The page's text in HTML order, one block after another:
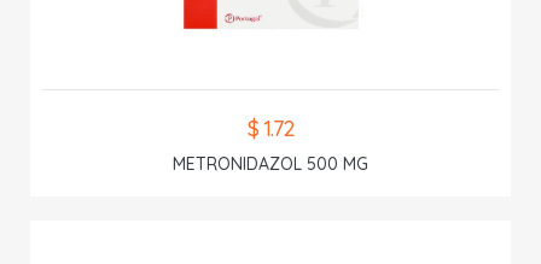
$ 1.72
METRONIDAZOL 500 MG